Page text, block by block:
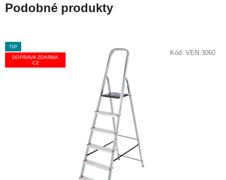
Podobné produkty
TIP
DOPRAVA ZDARMA
CZ
Kód: VEN.3060